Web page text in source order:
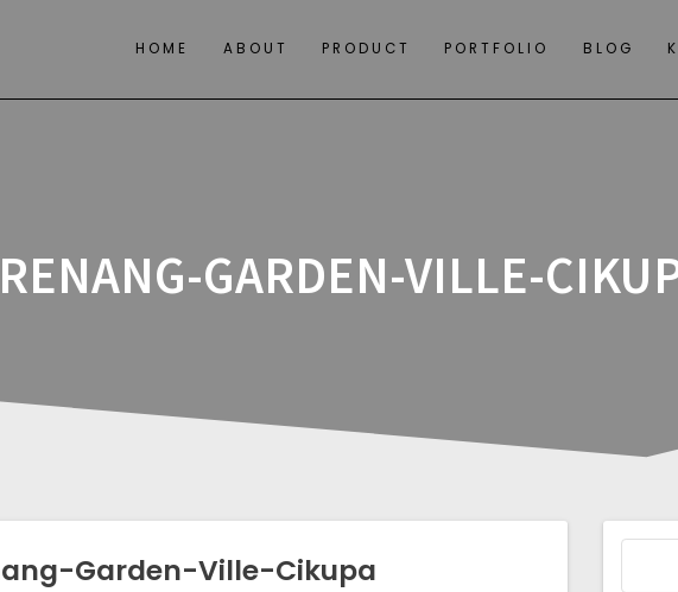
HOME ABOUT PRODUCT PORTFOLIO BLOG
GARDEN-VILLE-
Garden-Ville-Cikupa
Search